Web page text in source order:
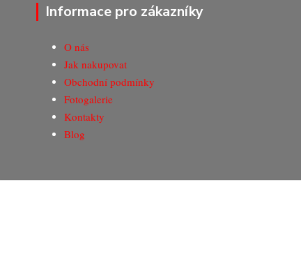
Informace pro zákazníky
O nás
Jak nakupovat
Obchodní podmínky
Fotogalerie
Kontakty
Blog